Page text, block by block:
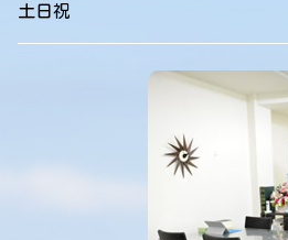
土日祝